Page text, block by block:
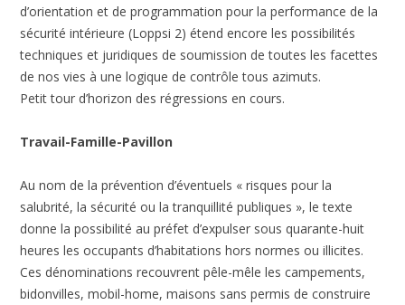
d’orientation et de programmation pour la performance de la
sécurité intérieure (Loppsi 2) étend encore les possibilités
techniques et juridiques de soumission de toutes les facettes
de nos vies à une logique de contrôle tous azimuts.
Petit tour d’horizon des régressions en cours.
Travail-Famille-Pavillon
Au nom de la prévention d’éventuels « risques pour la
salubrité, la sécurité ou la tranquillité publiques », le texte
donne la possibilité au préfet d’expulser sous quarante-huit
heures les occupants d’habitations hors normes ou illicites.
Ces dénominations recouvrent pêle-mêle les campements,
bidonvilles, mobil-home, maisons sans permis de construire